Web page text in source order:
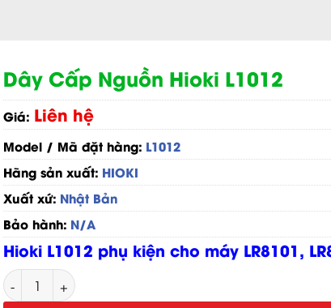
Dây Cấp Nguồn Hioki L1012
Giá: Liên hệ
Model / Mã đặt hàng: L1012
Hãng sản xuất: HIOKI
Xuất xứ: Nhật Bản
Bảo hành: N/A
Hioki L1012 phụ kiện cho máy LR8101,
Dây Cấp Nguồn Hioki L1012 số lượng